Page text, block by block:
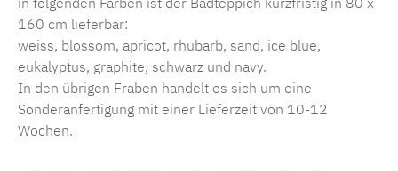
160 cm lieferbar:
weiss, blossom, apricot, rhubarb, sand, ice blue,
eukalyptus, graphite, schwarz und navy.
In den übrigen Fraben handelt es sich um eine
Sonderanfertigung mit einer Lieferzeit von 10-12
Wochen.